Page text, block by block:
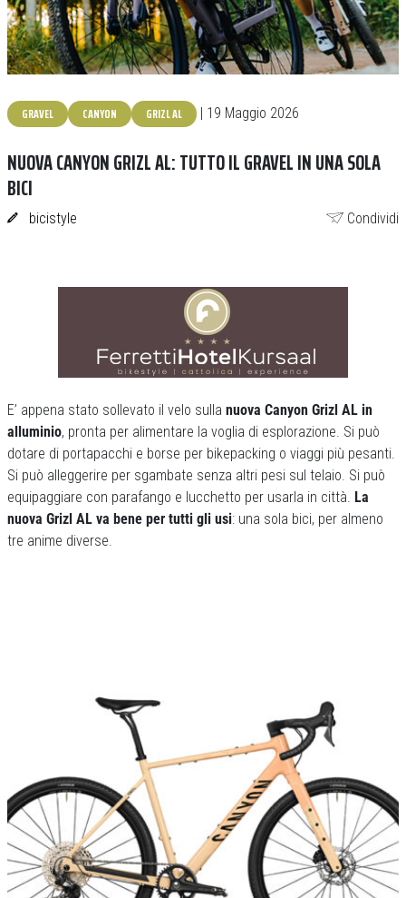
GRAVEL CANYON GRIZL AL | 19 Maggio 2026
NUOVA CANYON GRIZL AL: TUTTO IL GRAVEL IN UNA SOLA
BICI
bicistyle Condividi
E’ appena stato sollevato il velo sulla nuova Canyon Grizl AL in
alluminio, pronta per alimentare la voglia di esplorazione. Si può
dotare di portapacchi e borse per bikepacking o viaggi più pesanti.
Si può alleggerire per sgambate senza altri pesi sul telaio. Si può
equipaggiare con parafango e lucchetto per usarla in città. La
nuova Grizl AL va bene per tutti gli usi: una sola bici, per almeno
tre anime diverse.